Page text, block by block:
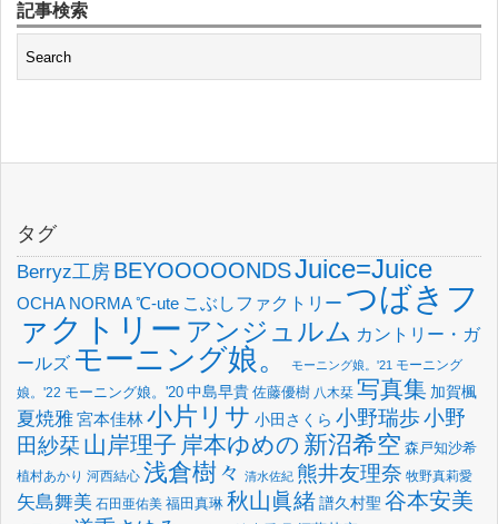
記事検索
タグ
Berryz工房 BEYOOOOONDSJuice=Juice
OCHA NORMA℃-ute こぶしファクトリー つばきフ
ァクトリー アンジュルム カントリー・ガ
ールズ モーニング娘。 モーニング娘。'21 モーニング
娘。'22 モーニング娘。'20 中島早貴 佐藤優樹 八木栞 写真集 加賀楓
夏焼雅宮本佳林小片リサ 小田さくら 小野瑞歩小野
田紗栞 山岸理子 岸本ゆめの 新沼希空 森戸知沙希
植村あかり 河西結心 浅倉樹々 清水佐紀 熊井友理奈 牧野真莉愛
矢島舞美 石田亜佑美 福田真琳 秋山眞緒譜久村聖 谷本安美